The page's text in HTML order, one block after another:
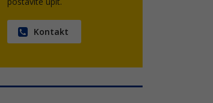
Kontakt